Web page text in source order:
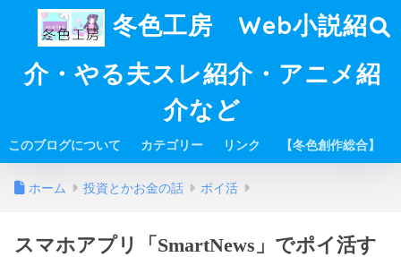
冬色工房 Web小説紹
介・やる夫スレ紹介・アニメ紹
介など
このブログについて カテゴリー リンク 【冬色創作総合】
ホーム 投資とかお金の話 ポイ活
スマホアプリ「SmartNews」でポイ活す